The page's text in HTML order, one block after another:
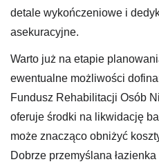
detale wykończeniowe i
asekuracyjne.
Warto już na etapie
ewentualne możliwości
Fundusz Rehabilitacji Osób
oferuje środki na likwidację
może znacząco obniżyć
Dobrze przemyślana